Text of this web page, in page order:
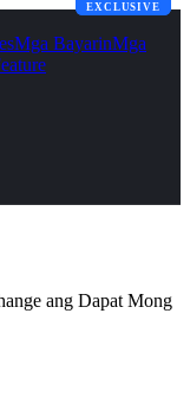
Mga BayarinMga
ang Dapat Mong
EXCLUSIVE
EXCLUSIVE